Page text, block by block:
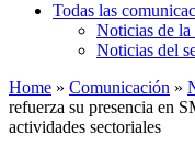
Todas las
Noticias de la
Noticias del
Home » Comunicación »
refuerza su presencia en
actividades sectoriales